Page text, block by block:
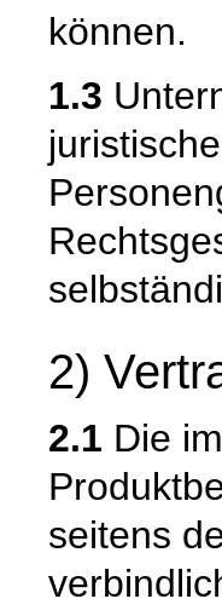
können.
1.3
2)
2.1 Die
seitens